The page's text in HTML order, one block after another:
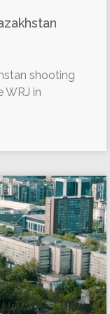
shooting
WRJ in